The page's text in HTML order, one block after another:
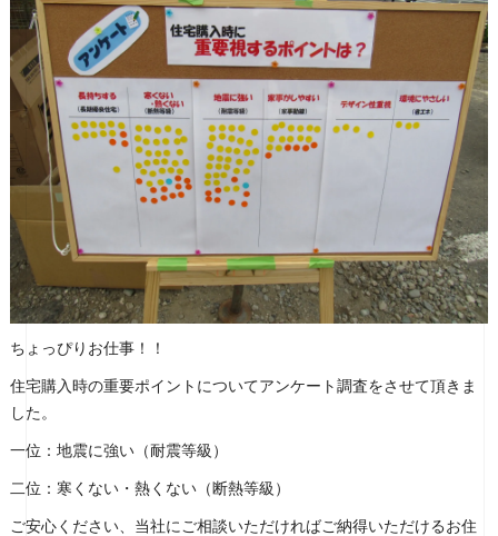
ちょっぴりお仕事！！
住宅購入時の重要ポイントについてアンケート調査をさせて頂きま
した。
一位：地震に強い（耐震等級）
二位：寒くない・熱くない（断熱等級）
ご安心ください、当社にご相談いただければご納得いただけるお住